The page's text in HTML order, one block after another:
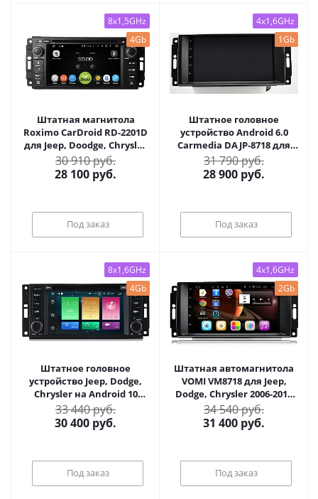
8x1,5GHz
4Gb
Штатная магнитола
Roximo CarDroid RD-2201D
для Jeep, Doodge, Chrysler
(Android 9.0) DSP
30 910 руб.
28 100 руб.
Под заказ
4x1,6GHz
1Gb
Штатное головное
устройство Android 6.0
Carmedia DAJP-8718 для
DODGE, JEEP и CHRYSLER
31 790 руб.
28 900 руб.
Под заказ
8x1,6GHz
4Gb
Штатное головное
устройство Jeep, Dodge,
Chrysler на Android 10
Carmedia MKD-J613-P5
33 440 руб.
30 400 руб.
Под заказ
4x1,6GHz
2Gb
Штатная автомагнитола
VOMI VM8718 для Jeep,
Dodge, Chrysler 2006-2015
на Android 6
34 540 руб.
31 400 руб.
Под заказ